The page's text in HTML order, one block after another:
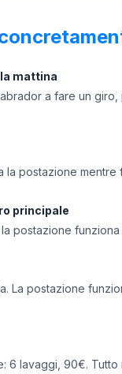
mattina
a fare un
la postazione
principale
postazione
La postazione
6 lavaggi, 90€.